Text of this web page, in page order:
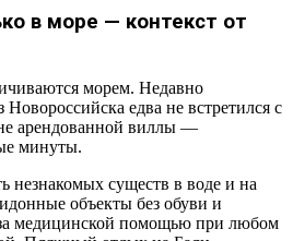
в море — контекст от
морем. Недавно
едва не встретился с
арендованной виллы —
минуты.
незнакомых существ в воде и на
объекты без обуви и
медицинской помощью при любом